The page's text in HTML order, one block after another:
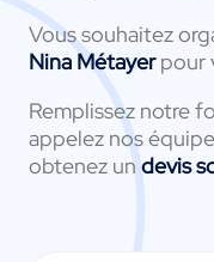
Vous souhaitez
Nina Métayerpour
Remplissez notre
appelez nos
obtenez un devis